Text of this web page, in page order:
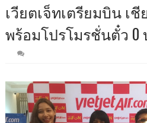
เวียตเจ็ทเตรียมบิน เ
พร้อมโปรโมรชั่นตั๋ว 0